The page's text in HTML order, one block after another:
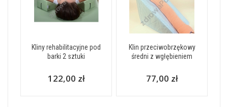
Kliny rehabilitacyjne pod
barki 2 sztuki
122,00 zł
Klin przeciwobrzękowy
średni z wgłębieniem
77,00 zł